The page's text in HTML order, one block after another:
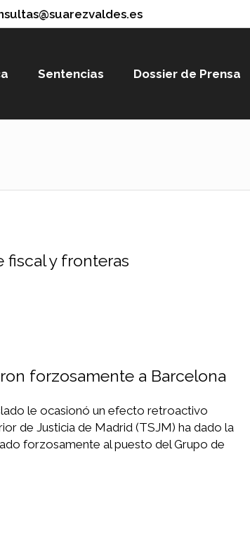
Sentencias Dossier de Prensa
fiscal y fronteras
forzosamente a Barcelona
le ocasionó un efecto retroactivo
de Justicia de Madrid (TSJM) ha dado la
forzosamente al puesto del Grupo de